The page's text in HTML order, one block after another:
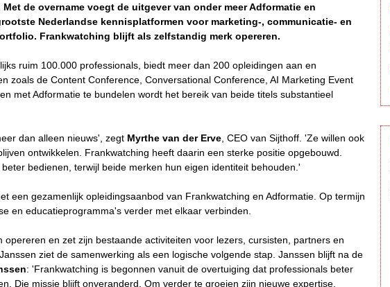
Met de overname voegt de uitgever van onder meer Adformatie en
Nederlandse kennisplatformen voor marketing-, communicatie- en
Frankwatching blijft als zelfstandig merk opereren.
ruim 100.000 professionals, biedt meer dan 200 opleidingen aan en
zoals de Content Conference, Conversational Conference, AI Marketing Event
met Adformatie te bundelen wordt het bereik van beide titels substantieel
dan alleen nieuws', zegt Myrthe van der Erve , CEO van Sijthoff. 'Ze willen ook
ontwikkelen. Frankwatching heeft daarin een sterke positie opgebouwd.
bedienen, terwijl beide merken hun eigen identiteit behouden.'
een gezamenlijk opleidingsaanbod van Frankwatching en Adformatie. Op termijn
en educatieprogramma's verder met elkaar verbinden.
en zet zijn bestaande activiteiten voor lezers, cursisten, partners en
ziet de samenwerking als een logische volgende stap. Janssen blijft na de
: 'Frankwatching is begonnen vanuit de overtuiging dat professionals beter
Die missie blijft onveranderd. Om verder te groeien zijn nieuwe expertise,